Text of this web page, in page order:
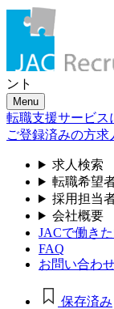
ント
Menu
転職支援サービス
ご登録済みの方求
求人検索
転職希望
採用担当
会社概要
JACで働き
FAQ
お問い合わ
保存済み